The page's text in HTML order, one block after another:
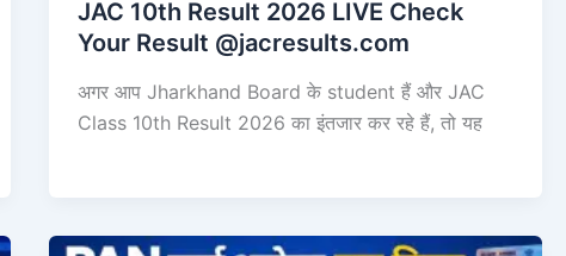
JAC 10th Result 2026 LIVE Check
Your Result @jacresults.com
अगर आप Jharkhand Board के student हैं और JAC
Class 10th Result 2026 का इंतजार कर रहे हैं, तो यह